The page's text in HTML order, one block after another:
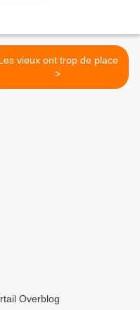
vieux ont trop de place
>
Overblog